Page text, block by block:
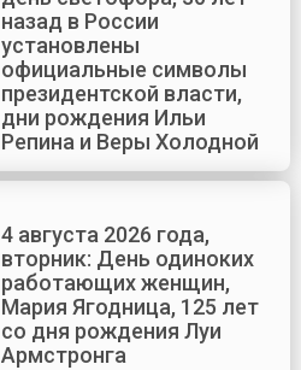
назад в России
установлены
официальные символы
президентской власти,
дни рождения Ильи
Репина и Веры Холодной
4 августа 2026 года,
вторник: День одиноких
работающих женщин,
Мария Ягодница, 125 лет
со дня рождения Луи
Армстронга